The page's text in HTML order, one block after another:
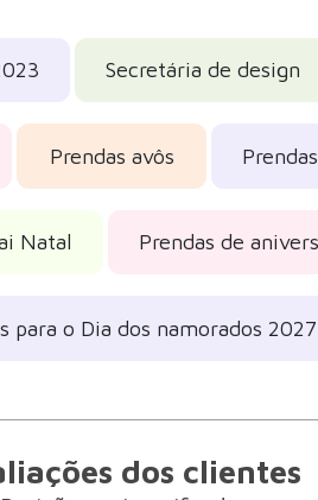
Secretária de design
Prendas avôs
Natal Prendas de
para o Dia dos namorados 2027
dos clientes